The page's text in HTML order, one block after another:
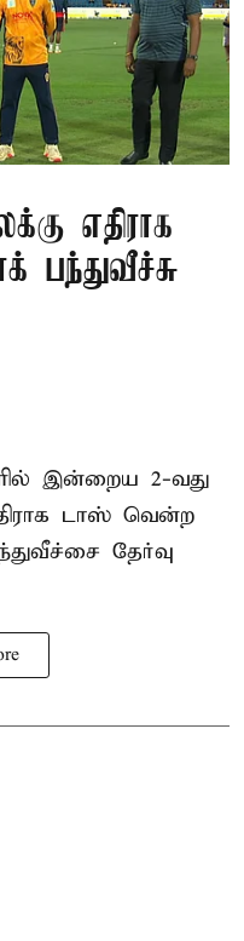
எதிராக
பந்துவீச்சு
இன்றைய 2-வது
டாஸ் வென்ற
தேர்வு